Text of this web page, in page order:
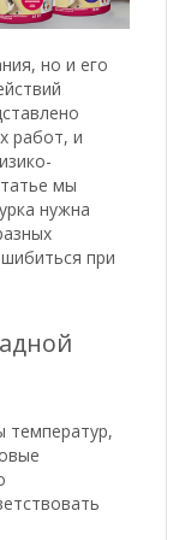
но и его
работ, и
мы
нужна
при
температур,